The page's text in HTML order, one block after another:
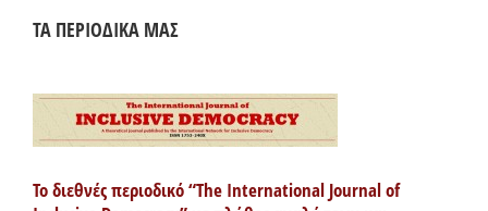
ΤΑ ΠΕΡΙΟΔΙΚΑ ΜΑΣ
Το διεθνές περιοδικό “The International Journal of